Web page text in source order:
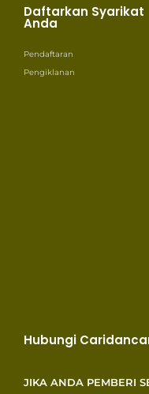
Daftarkan Syarikat
Anda
Pendaftaran
Pengiklanan
Hubungi
JIKA ANDA PEMBERI